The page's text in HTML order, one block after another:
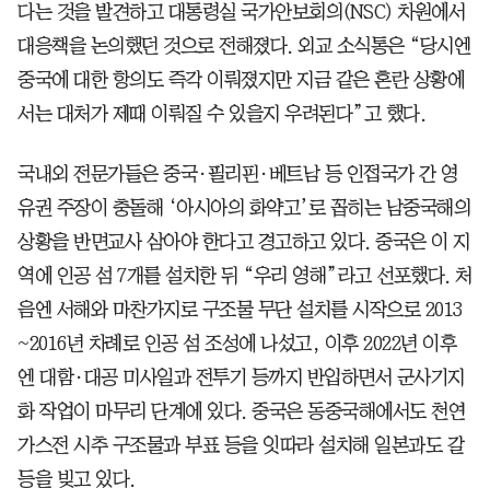
다는 것을 발견하고 대통령실 국가안보회의(NSC) 차원에서
대응책을 논의했던 것으로 전해졌다. 외교 소식통은 “당시엔
중국에 대한 항의도 즉각 이뤄졌지만 지금 같은 혼란 상황에
서는 대처가 제때 이뤄질 수 있을지 우려된다”고 했다.
국내외 전문가들은 중국·필리핀·베트남 등 인접국가 간 영
유권 주장이 충돌해 ‘아시아의 화약고’로 꼽히는 남중국해의
상황을 반면교사 삼아야 한다고 경고하고 있다. 중국은 이 지
역에 인공 섬 7개를 설치한 뒤 “우리 영해”라고 선포했다. 처
음엔 서해와 마찬가지로 구조물 무단 설치를 시작으로 2013
~2016년 차례로 인공 섬 조성에 나섰고, 이후 2022년 이후
엔 대함·대공 미사일과 전투기 등까지 반입하면서 군사기지
화 작업이 마무리 단계에 있다. 중국은 동중국해에서도 천연
가스전 시추 구조물과 부표 등을 잇따라 설치해 일본과도 갈
등을 빚고 있다.